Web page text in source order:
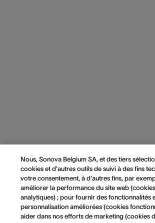
Nous, Sonova Belgium SA, et des tiers
cookies et d'autres outils de suivi à des fins
votre consentement, à d'autres fins, par
améliorer la performance du site web
analytiques) ; pour fournir des fonctionnalités
personnalisation améliorées (cookies
aider dans nos efforts de marketing (cookies